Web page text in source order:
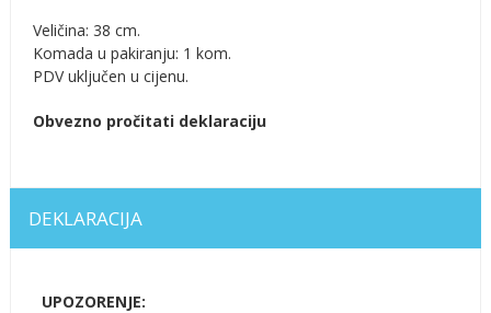
Veličina: 38 cm.
Komada u pakiranju: 1 kom.
PDV uključen u cijenu.
Obvezno pročitati deklaraciju
DEKLARACIJA
UPOZORENJE: